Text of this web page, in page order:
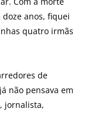
anos, fiquei
quatro irmãs
de
não pensava em
jornalista,